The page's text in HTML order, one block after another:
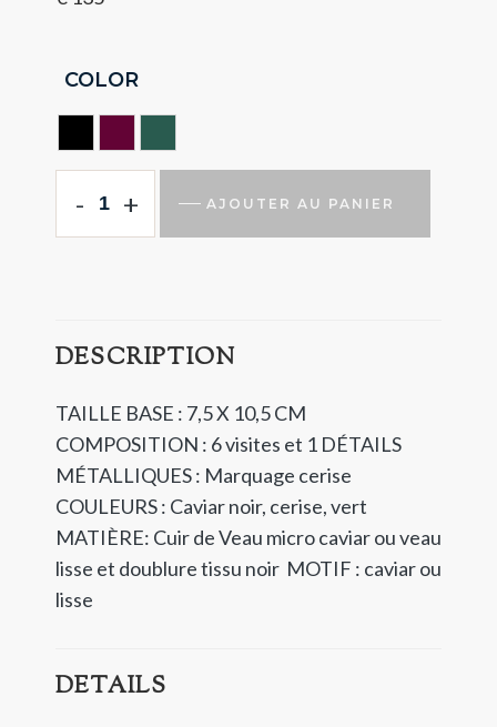
COLOR
CAVIAR BLACK
CERISEVERT
- + AJOUTER AU PANIER
DESCRIPTION
TAILLE BASE : 7,5 X 10,5 CM
COMPOSITION : 6 visites et 1 DÉTAILS
MÉTALLIQUES : Marquage cerise
COULEURS : Caviar noir, cerise, vert
MATIÈRE: Cuir de Veau micro caviar ou veau
lisse et doublure tissu noir MOTIF : caviar ou
lisse
DETAILS